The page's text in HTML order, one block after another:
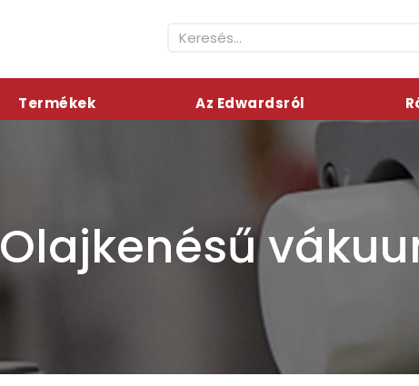
Termékek Az Edwardsról
Olajkenésű